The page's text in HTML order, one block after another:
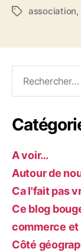
Étiquettes
association,
A voir…
Autour de
Ca l'fait pas
Ce blog
commerce et
Côté